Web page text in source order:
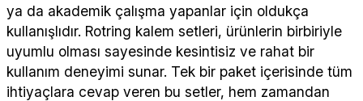
ya da akademik çalışma yapanlar için oldukça
kullanışlıdır. Rotring kalem setleri, ürünlerin birbiriyle
uyumlu olması sayesinde kesintisiz ve rahat bir
kullanım deneyimi sunar. Tek bir paket içerisinde tüm
ihtiyaçlara cevap veren bu setler, hem zamandan